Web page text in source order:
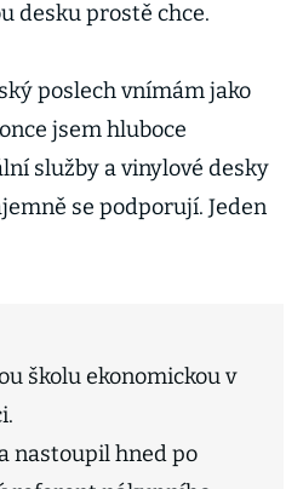
desku prostě chce.
poslech vnímám jako
jsem hluboce
služby a vinylové desky
se podporují. Jeden
školu ekonomickou v
nastoupil hned po